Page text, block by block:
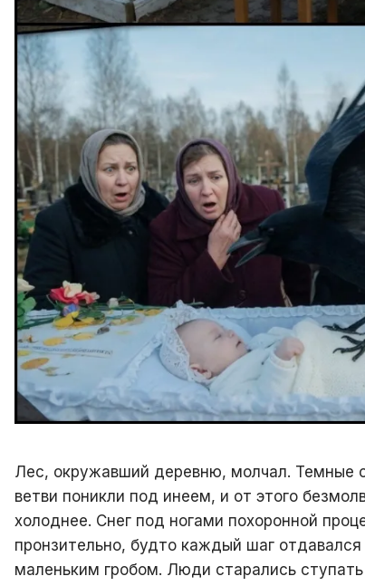
Лес, окружавший деревню, молчал. Темные
ветви поникли под инеем, и от этого
холоднее. Снег под ногами похоронной
пронзительно, будто каждый шаг отдавался
маленьким гробом. Люди старались